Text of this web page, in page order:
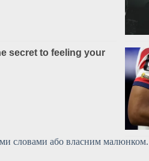
словами або власним малюнком.